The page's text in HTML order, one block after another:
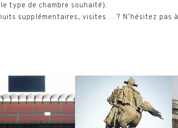
type de chambre souhaité).
supplémentaires, visites… ? N’hésitez pas à